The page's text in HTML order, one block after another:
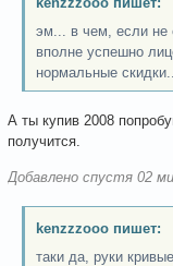
эм... в чем, если не
вполне успешно
нормальные
А ты купив 2008
получится.
Добавлено спустя 02
kenzzzooo пишет:
таки да, руки